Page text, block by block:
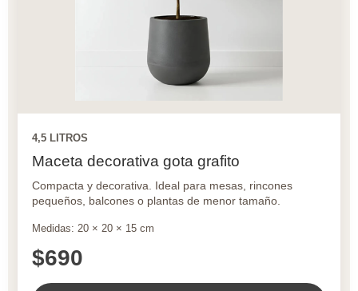
4,5 LITROS
Maceta decorativa gota grafito
Compacta y decorativa. Ideal para mesas, rincones
pequeños, balcones o plantas de menor tamaño.
Medidas: 20 × 20 × 15 cm
$690